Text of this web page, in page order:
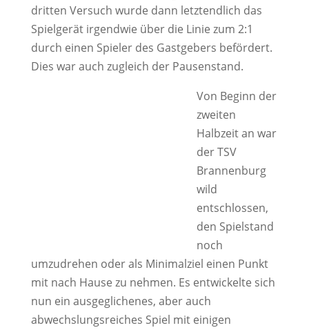
dritten Versuch wurde dann letztendlich das
Spielgerät irgendwie über die Linie zum 2:1
durch einen Spieler des Gastgebers befördert.
Dies war auch zugleich der Pausenstand.
Von Beginn der
zweiten
Halbzeit an war
der TSV
Brannenburg
wild
entschlossen,
den Spielstand
noch
umzudrehen oder als Minimalziel einen Punkt
mit nach Hause zu nehmen. Es entwickelte sich
nun ein ausgeglichenes, aber auch
abwechslungsreiches Spiel mit einigen